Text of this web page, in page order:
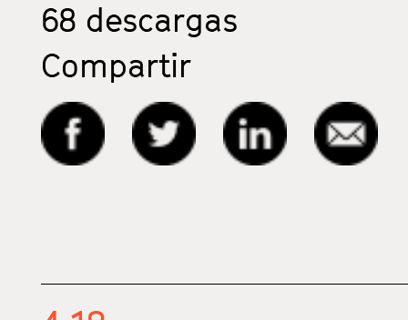
68 descargas
Compartir